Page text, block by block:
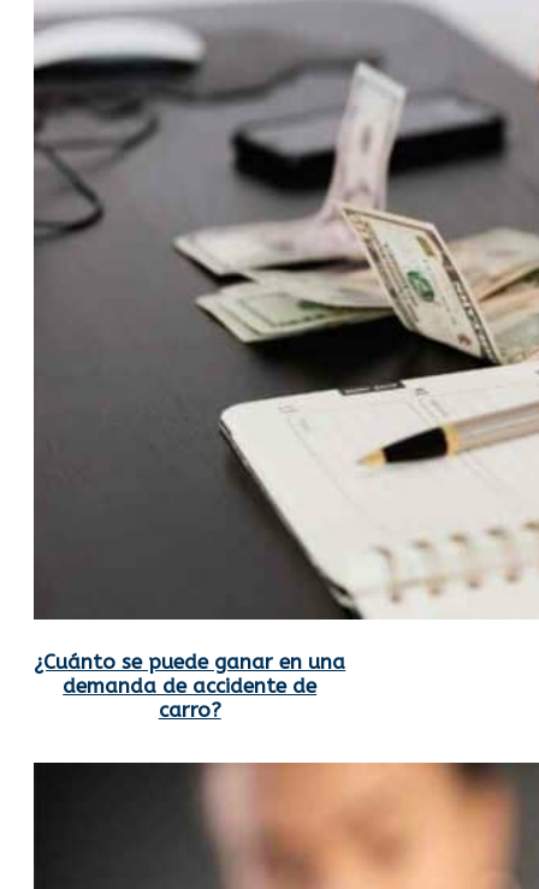
¿Cuánto se puede ganar en una
demanda de accidente de
carro?